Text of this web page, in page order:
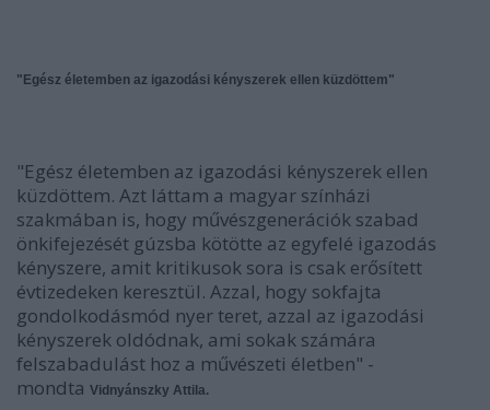
"Egész életemben az igazodási kényszerek ellen küzdöttem"
"Egész életemben az igazodási kényszerek ellen
küzdöttem. Azt láttam a magyar színházi
szakmában is, hogy művészgenerációk szabad
önkifejezését gúzsba kötötte az egyfelé igazodás
kényszere, amit kritikusok sora is csak erősített
évtizedeken keresztül. Azzal, hogy sokfajta
gondolkodásmód nyer teret, azzal az igazodási
kényszerek oldódnak, ami sokak számára
felszabadulást hoz a művészeti életben" -
mondta Vidnyánszky Attila.